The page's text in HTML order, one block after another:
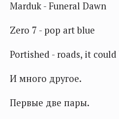
Marduk - Funeral Dawn
Zero 7 - pop art blue
Portished - roads, it could
И много другое.
Первые две пары.